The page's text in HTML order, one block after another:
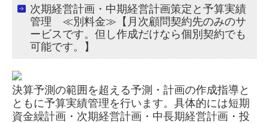
次期経営計画・中期経営計画策定と予算実績
管理 ≪別料金≫【月次顧問契約先のみのサ
ービスです。但し作成だけなら個別契約でも
可能です。】
決算予測の範囲を超える予測・計画の作成指導と
ともに予算実績管理を行います。具体的には短期
資金繰計画・次期経営計画・中長期経営計画・投